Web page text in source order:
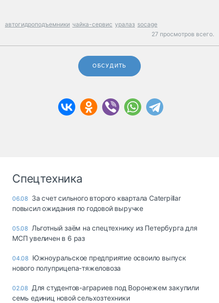
автогидроподъемники чайка-сервис уралаз socage
27 просмотров всего.
ОБСУДИТЬ
Спецтехника
06.08 За счет сильного второго квартала Caterpillar
повысил ожидания по годовой выручке
05.08 Льготный заём на спецтехнику из Петербурга для
МСП увеличен в 6 раз
04.08 Южноуральское предприятие освоило выпуск
нового полуприцепа-тяжеловоза
02.08 Для студентов-аграриев под Воронежем закупили
семь единиц новой сельхозтехники